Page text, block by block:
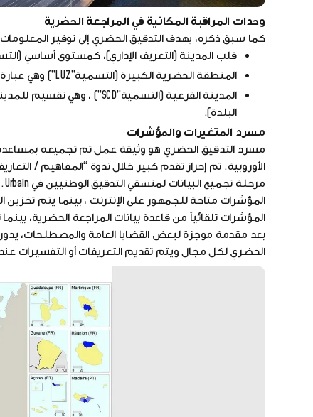
وحدات المراقبة المكانية في المراجعة الحضرية
كما سبق ذكره، يهدف التدقيق الحضري إلى توفير
قلب المدينة (التعريف الإداري)، كمستوى أساسي
المنطقة الحضرية الكبيرة (التسمية”LUZ”) وهي عبارة عن تقريب للمنطقة الحضرية الوظيفية، تتمحور حول المدينة.
البلدة).
مسرد المتغيرات والمؤشرات
مسرد التدقيق الحضري هو وثيقة عمل تم تجميعه بمساعدة
مرحلة تجميع البيانات لمنسقي التدقيق الوطنيين في Urbain.
المؤشرات متاحة للجمهور على الإنترنت ، بينما يتم
المؤشرات تلقائياً من قاعدة بيانات المراجعة الحضرية،
بعد مقدمة موجزة لبعض القضايا العامة والمصطلحات،
الحضري لكل مجال ويتم تقديم التعريفات أو التفسيرات